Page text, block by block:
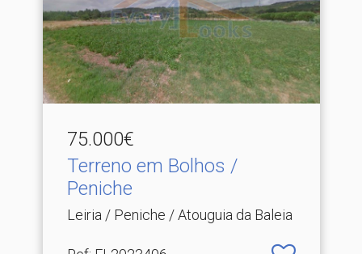
75.000€
Terreno em Bolhos /
Peniche
Leiria / Peniche / Atouguia da Baleia